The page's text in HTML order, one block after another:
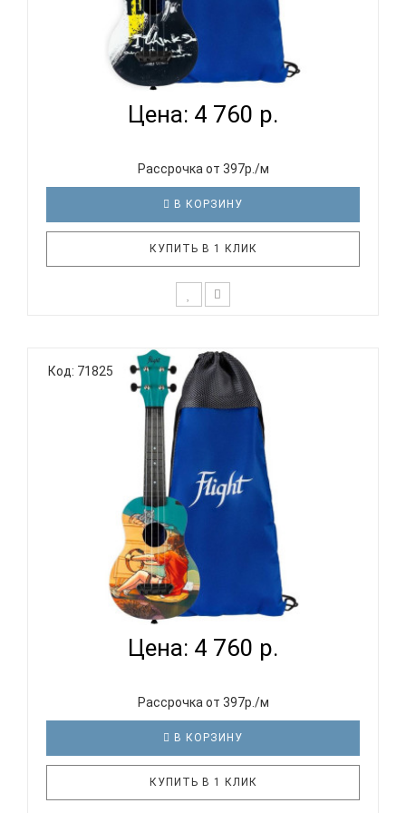
FLIGHT ULTRA S-40 YES - УКУЛЕЛЕ СОПРАНО...
Цена: 4 760 р.
Рассрочка от 397р./м
В КОРЗИНУ
КУПИТЬ В 1 КЛИК
отзывчивая верхняя дека с системой W-пружин
(«веер») Флюрокарбоновые струны обеспечивают
яркое звучание Чрезвычайно прочная и
водонепроницаемая конструкция Выпуклая
задняя дека особой формы для объ..
Код: 71825
FLIGHT ULTRA S-42 GAME - УКУЛЕЛЕ СОПРАНО...
Цена: 4 760 р.
Рассрочка от 397р./м
В КОРЗИНУ
КУПИТЬ В 1 КЛИК